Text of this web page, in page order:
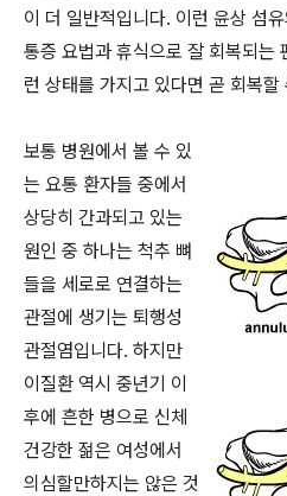
이 더 일반적입니다. 이런 윤상 섬
통증 요법과 휴식으로 잘 회복되는
런 상태를 가지고 있다면 곧 회복
보통 병원에서 볼 수 있
는 요통 환자들 중에서
상당히 간과되고 있는
원인 중 하나는 척추 뼈
들을 세로로 연결하는
관절에 생기는 퇴행성
관절염입니다. 하지만
이질환 역시 중년기 이
후에 흔한 병으로 신체
건강한 젊은 여성에서
의심할만하지는 않은 것